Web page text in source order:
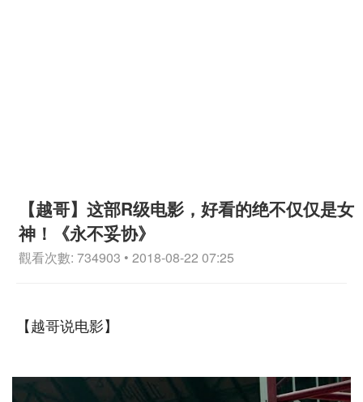
【越哥】这部R级电影，好看的绝不仅仅是女
神！《永不妥协》
觀看次數: 734903 • 2018-08-22 07:25
【越哥说电影】